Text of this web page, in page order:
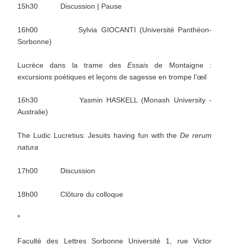
15h30 Discussion | Pause
16h00 Sylvia GIOCANTI (Université Panthéon-
Sorbonne)
Lucrèce dans la trame des Essaisde Montaigne :
excursions poétiques et leçons de sagesse en trompe l’œil
16h30 Yasmin HASKELL (Monash University -
Australie)
The Ludic Lucretius: Jesuits having fun with theDe rerum
natura
17h00 Discussion
18h00 Clôture du colloque
*
Faculté des Lettres Sorbonne Université 1, rue Victor